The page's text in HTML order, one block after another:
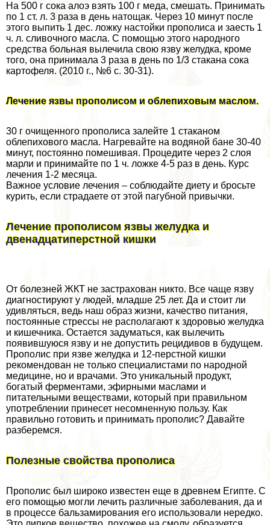
На 500 г сока алоэ взять 100 г меда, смешать. Принимать
по 1 ст. л. 3 раза в день натощак. Через 10 минут после
этого выпить 1 дес. ложку настойки прополиса и заесть 1
ч. л. сливочного масла. С помощью этого народного
средства больная вылечила свою язву желудка, кроме
того, она принимала 3 раза в день по 1/3 стакана сока
картофеля. (2010 г., №6 с. 30-31).
Лечение язвы прополисом и облепиховым маслом.
30 г очищенного прополиса залейте 1 стаканом
облепихового масла. Нагревайте на водяной бане 30-40
минут, постоянно помешивая. Процедите через 2 слоя
марли и принимайте по 1 ч. ложке 4-5 раз в день. Курс
лечения 1-2 месяца.
Важное условие лечения – соблюдайте диету и бросьте
курить, если страдаете от этой пагубной привычки.
Лечение прополисом язвы желудка и
двенадцатиперстной кишки
От болезней ЖКТ не застрахован никто. Все чаще язву
диагностируют у людей, младше 25 лет. Да и стоит ли
удивляться, ведь наш образ жизни, качество питания,
постоянные стрессы не располагают к здоровью желудка
и кишечника. Остается задуматься, как вылечить
появившуюся язву и не допустить рецидивов в будущем.
Прополис при язве желудка и 12-перстной кишки
рекомендован не только специалистами по народной
медицине, но и врачами. Это уникальный продукт,
богатый ферментами, эфирными маслами и
питательными веществами, который при правильном
употрeблении принесет несомненную пользу. Как
правильно готовить и принимать прополис? Давайте
разберемся.
Полезные свойства прополиса
Прополис был широко известен еще в древнем Египте. С
его помощью могли лечить различные заболевания, да и
в процессе бальзамирования его использовали нередко.